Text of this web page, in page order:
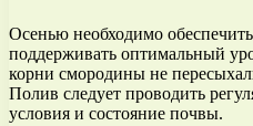
Осенью необходимо
поддерживать оптимальный
корни смородины не
Полив следует проводить
условия и состояние почвы.